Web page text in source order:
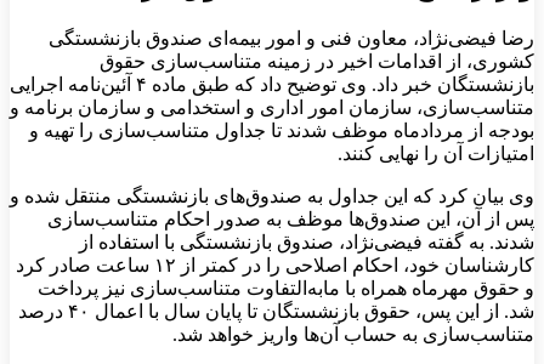
رضا فیضی‌نژاد، معاون فنی و امور بیمه‌ای صندوق بازنشستگی
کشوری، از اقدامات اخیر در زمینه متناسب‌سازی حقوق
بازنشستگان خبر داد. وی توضیح داد که طبق ماده ۴ آئین‌نامه اجرایی
متناسب‌سازی، سازمان امور اداری و استخدامی و سازمان برنامه و
بودجه از مردادماه موظف شدند تا جداول متناسب‌سازی را تهیه و
امتیازات آن را نهایی کنند.
وی بیان کرد که این جداول به صندوق‌های بازنشستگی منتقل شده و
پس از آن، این صندوق‌ها موظف به صدور احکام متناسب‌سازی
شدند. به گفته فیضی‌نژاد، صندوق بازنشستگی با استفاده از
کارشناسان خود، احکام اصلاحی را در کمتر از ۱۲ ساعت صادر کرد
و حقوق مهرماه همراه با مابه‌التفاوت متناسب‌سازی نیز پرداخت
شد. از این پس، حقوق بازنشستگان تا پایان سال با اعمال ۴۰ درصد
متناسب‌سازی به حساب آن‌ها واریز خواهد شد.